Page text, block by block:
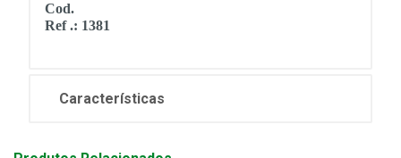
Cod.
Ref .: 1381
Características